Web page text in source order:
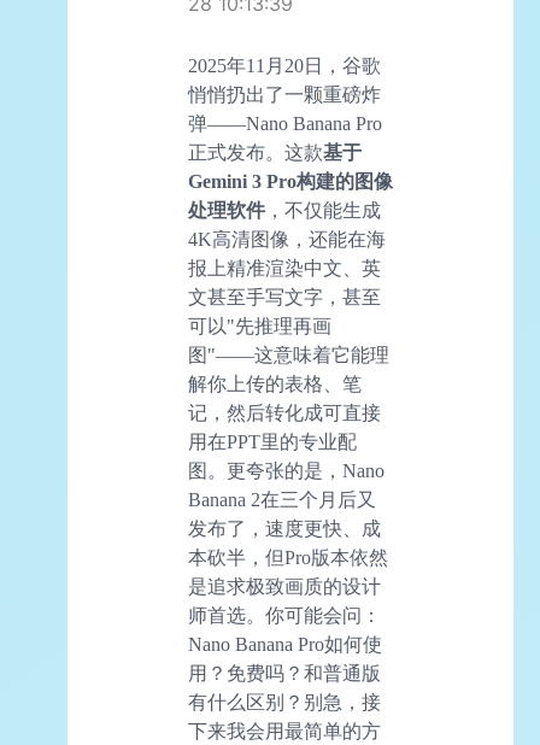
2025年11月20日，谷歌
悄悄扔出了一颗重磅炸
弹——Nano Banana Pro
正式发布。这款基于
Gemini 3 Pro构建的图像
处理软件 ，不仅能生成
4K高清图像，还能在海
报上精准渲染中文、英
文甚至手写文字，甚至
可以"先推理再画
图"——这意味着它能理
解你上传的表格、笔
记，然后转化成可直接
用在PPT里的专业配
图。更夸张的是，Nano
Banana 2在三个月后又
发布了，速度更快、成
本砍半，但Pro版本依然
是追求极致画质的设计
师首选。你可能会问：
Nano Banana Pro如何使
用？免费吗？和普通版
有什么区别？别急，接
下来我会用最简单的方